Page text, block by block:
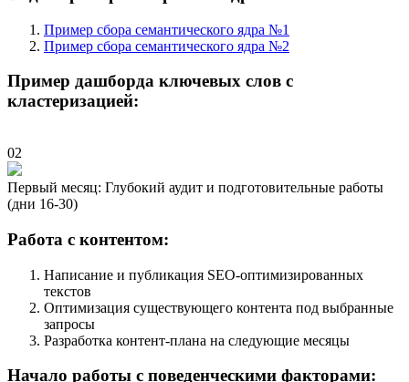
Пример сбора семантического ядра №1
Пример сбора семантического ядра №2
Пример дашборда ключевых слов с
кластеризацией:
02
Первый месяц: Глубокий аудит и подготовительные работы
(дни 16-30)
Работа с контентом:
Написание и публикация SEO-оптимизированных
текстов
Оптимизация существующего контента под выбранные
запросы
Разработка контент-плана на следующие месяцы
Начало работы с поведенческими факторами: